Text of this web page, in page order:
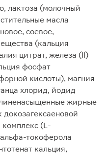
лактоза (молочный
масла
соевое,
(кальция
цитрат, железа (II)
фосфат
кислоты), магния
хлорид, йодид
жирные
(L-
токоферола
кальция,